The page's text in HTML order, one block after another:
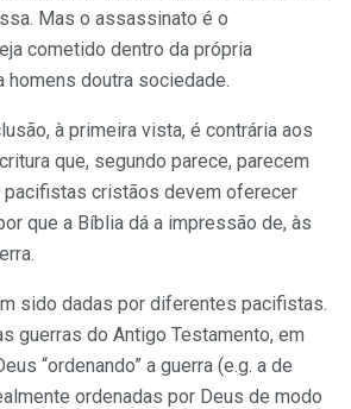
Mas o assassinato é o
cometido dentro da própria
homens doutra sociedade.
à primeira vista, é contrária aos
que, segundo parece, parecem
pacifistas cristãos devem oferecer
que a Bíblia dá a impressão de, às
sido dadas por diferentes pacifistas.
guerras do Antigo Testamento, em
“ordenando” a guerra (e.g. a de
ordenadas por Deus de modo